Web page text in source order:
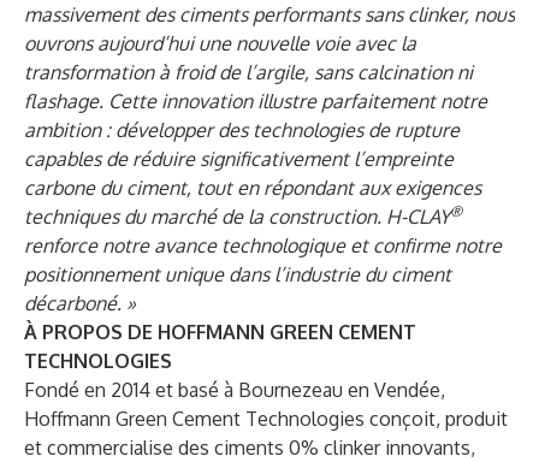
massivement des ciments performants sans clinker, nous
ouvrons aujourd’hui une nouvelle voie avec la
transformation à froid de l’argile, sans calcination ni
flashage. Cette innovation illustre parfaitement notre
ambition : développer des technologies de rupture
capables de réduire significativement l’empreinte
carbone du ciment, tout en répondant aux exigences
techniques du marché de la construction. H-CLAY®
renforce notre avance technologique et confirme notre
positionnement unique dans l’industrie du ciment
décarboné. »
À PROPOS DE HOFFMANN GREEN CEMENT
TECHNOLOGIES
Fondé en 2014 et basé à Bournezeau en Vendée,
Hoffmann Green Cement Technologies conçoit, produit
et commercialise des ciments 0% clinker innovants,